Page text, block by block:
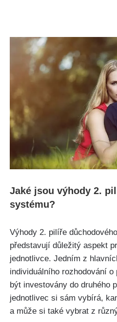
Jaké jsou výhody 2.
systému?
Výhody 2. pilíře
představují důležitý aspekt
jednotlivce. Jedním z
individuálního rozhodování
být investovány do druhého
jednotlivec si sám vybírá,
a může si také vybrat z